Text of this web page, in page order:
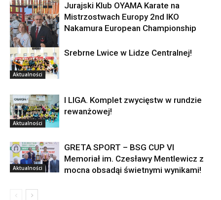
Aktualności
Jurajski Klub OYAMA Karate na
Mistrzostwach Europy 2nd IKO
Nakamura European Championship
Aktualności
Srebrne Lwice w Lidze Centralnej!
Aktualności
I LIGA. Komplet zwycięstw w rundzie
rewanżowej!
Aktualności
GRETA SPORT – BSG CUP VI
Memoriał im. Czesławy Mentlewicz z
mocna obsadąi świetnymi wynikami!